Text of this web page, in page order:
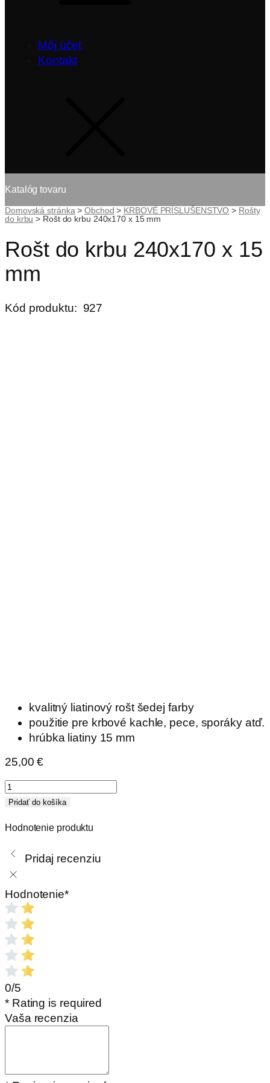
Môj účet
Kontakt
Katalóg tovaru
Domovská stránka >Obchod > KRBOVÉ PRÍSLUŠENSTVO > Rošty
do krbu > Rošt do krbu 240x170 x 15 mm
Rošt do krbu 240x170 x 15
mm
Kód produktu: 927
kvalitný liatinový rošt šedej farby
použitie pre krbové kachle, pece, sporáky atď.
hrúbka liatiny 15 mm
25,00€
množstvo
Rošt
krbu
15
mm
Pridať do košíka
Hodnotenie produktu
Pridaj recenziu
Hodnotenie*
0/5
* Rating is required
Vaša recenzia